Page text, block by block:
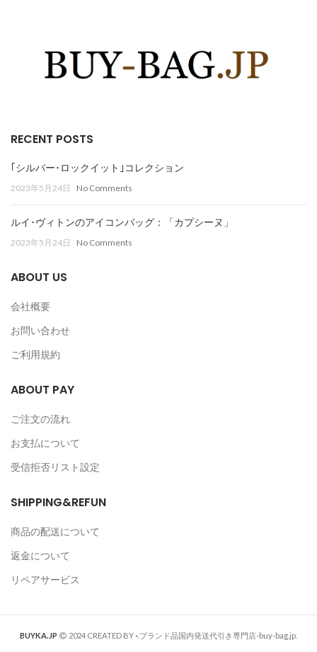
RECENT POSTS
｢シルバー･ロックイット｣コレクション
2023年5月24日 No Comments
ルイ･ヴィトンのアイコンバッグ：「カプシーヌ」
2023年5月24日 No Comments
ABOUT US
会社概要
お問い合わせ
ご利用規約
ABOUT PAY
ご注文の流れ
お支払について
受信拒否リスト設定
SHIPPING&REFUN
商品の配送について
返金について
リペアサービス
BUYKA.JP 2024 CREATED BY - .ブランド品国内発送代引き専門店-buy-bag.jp.